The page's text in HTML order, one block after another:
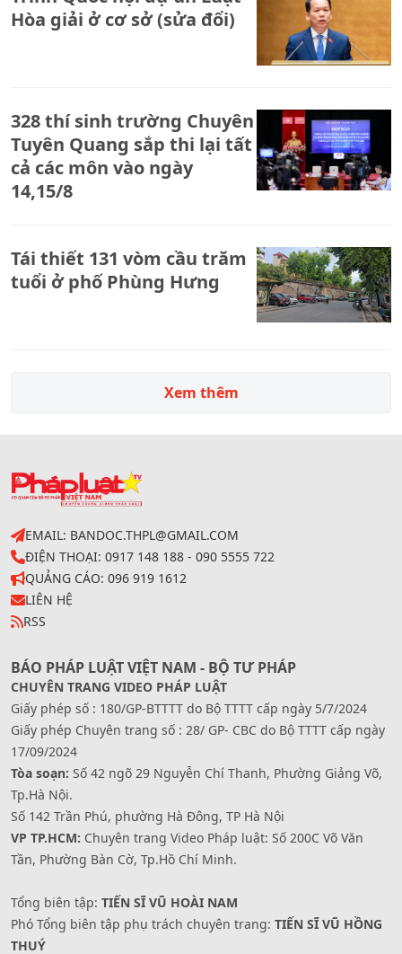
Hòa giải ở cơ sở (sửa đổi)
328 thí sinh trường Chuyên
Tuyên Quang sắp thi lại tất
cả các môn vào ngày
14,15/8
Tái thiết 131 vòm cầu trăm
tuổi ở phố Phùng Hưng
Xem thêm
EMAIL: BANDOC.THPL@GMAIL.COM
ĐIỆN THOẠI: 0917 148 188 - 090 5555 722
QUẢNG CÁO: 096 919 1612
LIÊN HỆ
RSS
BÁO PHÁP LUẬT VIỆT NAM - BỘ TƯ PHÁP
CHUYÊN TRANG VIDEO PHÁP LUẬT
Giấy phép số : 180/GP-BTTTT do Bộ TTTT cấp ngày 5/7/2024
Giấy phép Chuyên trang số : 28/ GP- CBC do Bộ TTTT cấp ngày
17/09/2024
Tòa soạn: Số 42 ngõ 29 Nguyễn Chí Thanh, Phường Giảng Võ,
Tp.Hà Nội.
Số 142 Trần Phú, phường Hà Đông, TP Hà Nội
VP TP.HCM: Chuyên trang Video Pháp luật: Số 200C Võ Văn
Tần, Phường Bàn Cờ, Tp.Hồ Chí Minh.
Tổng biên tập: TIẾN SĨ VŨ HOÀI NAM
Phó Tổng biên tập phụ trách chuyên trang: TIẾN SĨ VŨ HỒNG
THUÝ